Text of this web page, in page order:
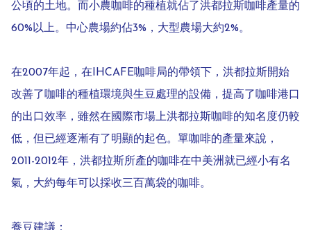
公頃的土地。而小農咖啡的種植就佔了洪都拉斯咖啡產量的
60%以上。中心農場約佔3%，大型農場大約2%。
在2007年起，在IHCAFE咖啡局的帶領下，洪都拉斯開始
改善了咖啡的種植環境與生豆處理的設備，提高了咖啡港口
的出口效率，雖然在國際市場上洪都拉斯咖啡的知名度仍較
低，但已經逐漸有了明顯的起色。單咖啡的產量來說，
2011-2012年，洪都拉斯所產的咖啡在中美洲就已經小有名
氣，大約每年可以採收三百萬袋的咖啡。
養豆建議：